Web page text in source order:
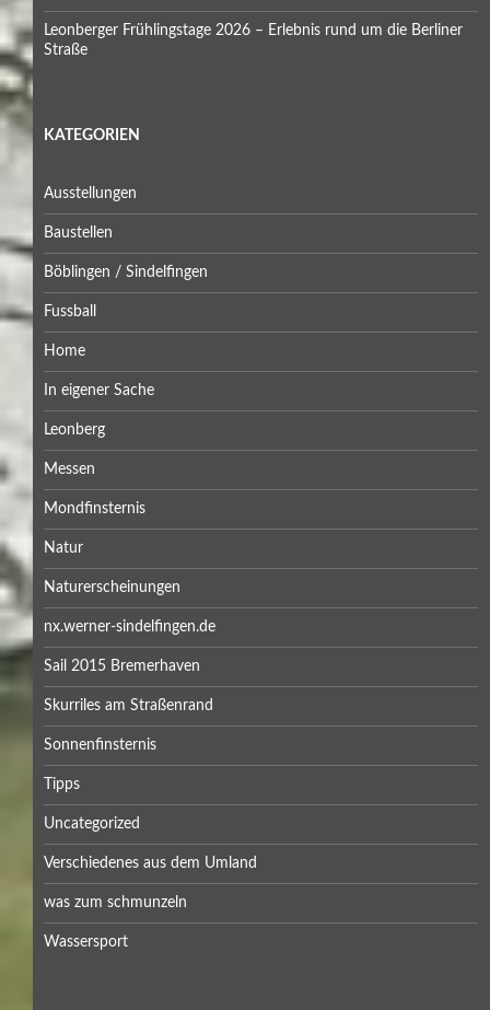
Leonberger Frühlingstage 2026 – Erlebnis rund um die Berliner
Straße
KATEGORIEN
Ausstellungen
Baustellen
Böblingen / Sindelfingen
Fussball
Home
In eigener Sache
Leonberg
Messen
Mondfinsternis
Natur
Naturerscheinungen
nx.werner-sindelfingen.de
Sail 2015 Bremerhaven
Skurriles am Straßenrand
Sonnenfinsternis
Tipps
Uncategorized
Verschiedenes aus dem Umland
was zum schmunzeln
Wassersport